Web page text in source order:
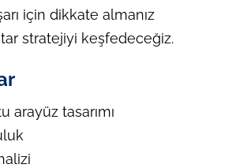
için dikkate almanız
stratejiyi keşfedeceğiz.
arayüz tasarımı